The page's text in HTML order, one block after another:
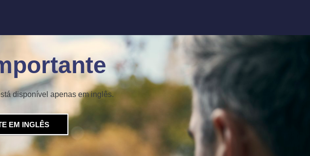
disponível apenas em inglês.
EM INGLÊS